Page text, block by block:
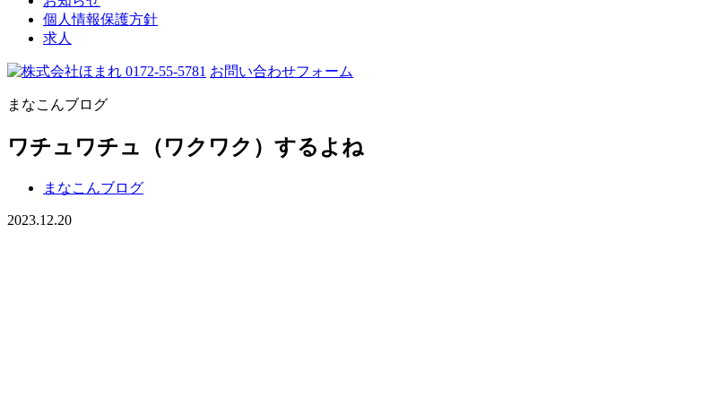
個人情報保護方針
求人
0172-55-5781 お問い合わせフォーム
まなこんブログ
ワチュワチュ（ワクワク）するよね
まなこんブログ
2023.12.20